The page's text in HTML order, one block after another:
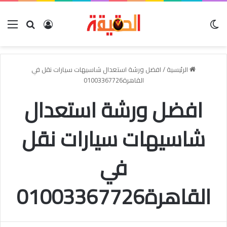
بحث عنتسجيل
الرئيسية/افضل ورشة استعدال شاسيهات سيارات نقل في
القاهرة01003367726
افضل ورشة استعدال
شاسيهات سيارات نقل
في
القاهرة01003367726